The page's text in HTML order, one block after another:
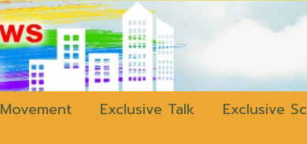
Exclusive Talk Exclusive